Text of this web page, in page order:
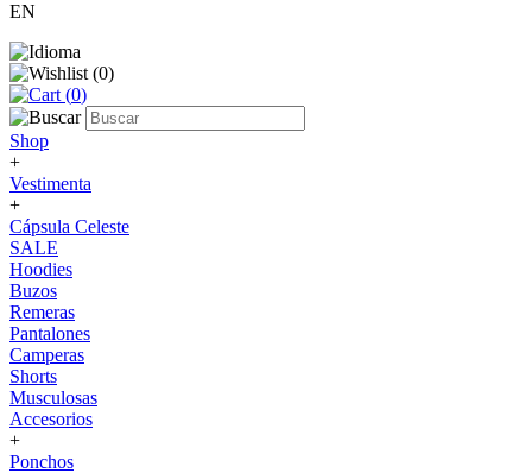
EN
(0)
(0)
Shop
+
Vestimenta
+
Cápsula Celeste
SALE
Hoodies
Buzos
Remeras
Pantalones
Camperas
Shorts
Musculosas
Accesorios
+
Ponchos